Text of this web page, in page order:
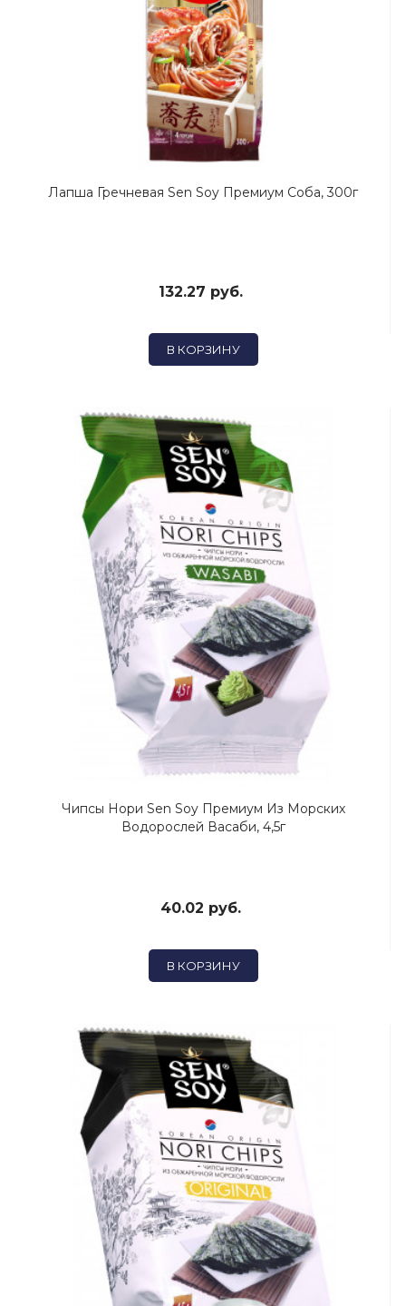
Лапша Гречневая Sen Soy Премиум Соба, 300г
132.27 руб.
В КОРЗИНУ
Чипсы Нори Sen Soy Премиум Из Морских
Водорослей Васаби, 4,5г
40.02 руб.
В КОРЗИНУ